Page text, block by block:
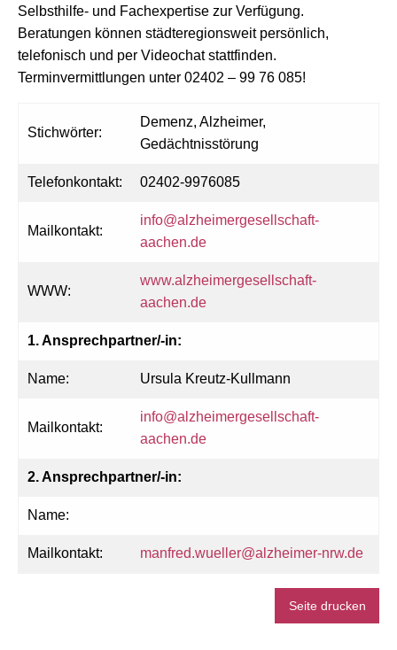
Selbsthilfe- und Fachexpertise zur Verfügung.
Beratungen können städteregionsweit persönlich,
telefonisch und per Videochat stattfinden.
Terminvermittlungen unter 02402 – 99 76 085!
Stichwörter:
Demenz, Alzheimer,
Gedächtnisstörung
Telefonkontakt: 02402-9976085
Mailkontakt:
info@alzheimergesellschaft-
aachen.de
WWW:
www.alzheimergesellschaft-
aachen.de
1. Ansprechpartner/-in:
Name: Ursula Kreutz-Kullmann
Mailkontakt:
info@alzheimergesellschaft-
aachen.de
2. Ansprechpartner/-in:
Name:
Mailkontakt: manfred.wueller@alzheimer-nrw.de
Seite drucken